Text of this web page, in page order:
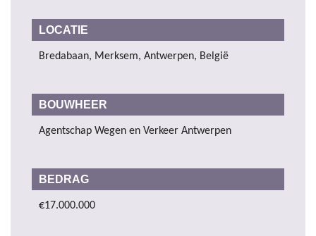
LOCATIE
Bredabaan, Merksem, Antwerpen, België
BOUWHEER
Agentschap Wegen en Verkeer Antwerpen
BEDRAG
€17.000.000